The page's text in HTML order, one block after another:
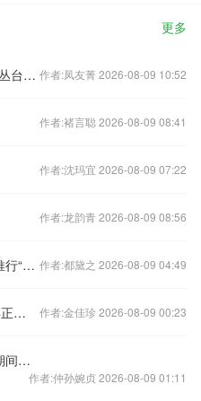
更多
一座产业园的“孵化逻辑”——邯郸丛台区数字贸易产业园直播电商产业培育纪实 作者:凤友菁 2026-08-09 10:52
作者:褚言聪 2026-08-09 08:41
作者:沈玛宜 2026-08-09 07:22
作者:龙韵青 2026-08-09 08:56
李在明宣誓就职韩国总统 表示将推行“实用外交” 作者:都黛之 2026-08-09 04:49
USPTO公示新专利，5款照明灯具正式获得授权！ 作者:金佳珍 2026-08-09 00:23
中纪委要求做好2026年元旦春节期间正风肃纪工作
作者:仲孙婉贞 2026-08-09 01:11